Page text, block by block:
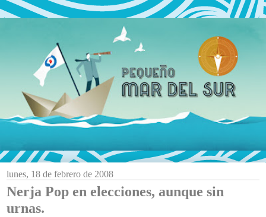
lunes, 18 de febrero de 2008
Nerja Pop en elecciones, aunque sin
urnas.